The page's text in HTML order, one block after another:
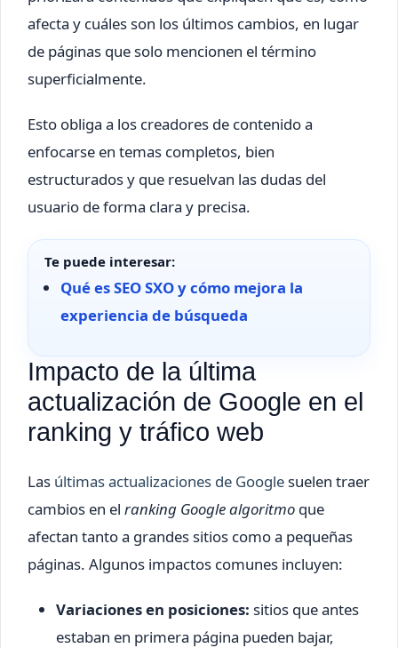
afecta y cuáles son los últimos cambios, en lugar
de páginas que solo mencionen el término
superficialmente.
Esto obliga a los creadores de contenido a
enfocarse en temas completos, bien
estructurados y que resuelvan las dudas del
usuario de forma clara y precisa.
Te puede interesar:
Qué es SEO SXO y cómo mejora la
experiencia de búsqueda
Impacto de la última
actualización de Google en el
ranking y tráfico web
Las últimas actualizaciones de Googlesuelen traer
cambios en el ranking Google algoritmo que
afectan tanto a grandes sitios como a pequeñas
páginas. Algunos impactos comunes incluyen:
Variaciones en posiciones: sitios que antes
estaban en primera página pueden bajar,